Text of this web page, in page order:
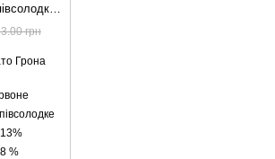
грн
Грона
%